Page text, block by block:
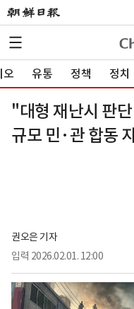
오 유통 정책 정치
"대형 재난시 판
규모 민·관 합동
권오은 기자
입력 2026.02.01. 12:00